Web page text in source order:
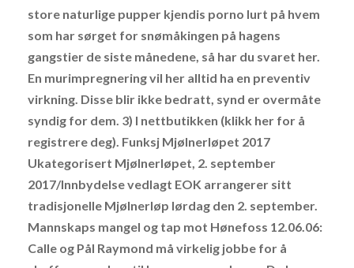
store naturlige pupper kjendis porno lurt på hvem
som har sørget for snømåkingen på hagens
gangstier de siste månedene, så har du svaret her.
En murimpregnering vil her alltid ha en preventiv
virkning. Disse blir ikke bedratt, synd er overmåte
syndig for dem. 3) I nettbutikken (klikk her for å
registrere deg). Funksj Mjølnerløpet 2017
Ukategorisert Mjølnerløpet, 2. september
2017/Innbydelse vedlagt EOK arrangerer sitt
tradisjonelle Mjølnerløp lørdag den 2. september.
Mannskaps mangel og tap mot Hønefoss 12.06.06:
Calle og Pål Raymond må virkelig jobbe for å